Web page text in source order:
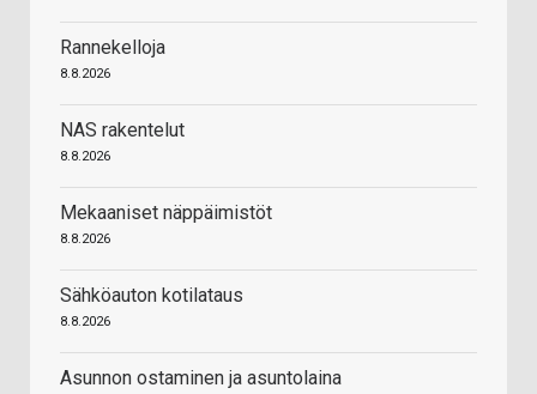
Rannekelloja
8.8.2026
NAS rakentelut
8.8.2026
Mekaaniset näppäimistöt
8.8.2026
Sähköauton kotilataus
8.8.2026
Asunnon ostaminen ja asuntolaina